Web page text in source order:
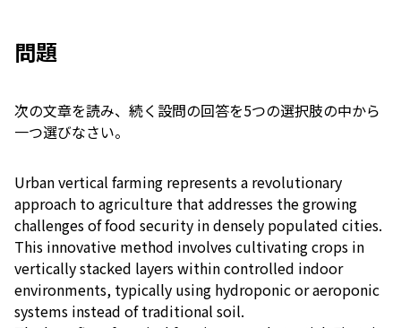
問題
次の文章を読み、続く設問の回答を5つの選択肢の中から
一つ選びなさい。
Urban vertical farming represents a revolutionary
approach to agriculture that addresses the growing
challenges of food security in densely populated cities.
This innovative method involves cultivating crops in
vertically stacked layers within controlled indoor
environments, typically using hydroponic or aeroponic
systems instead of traditional soil.